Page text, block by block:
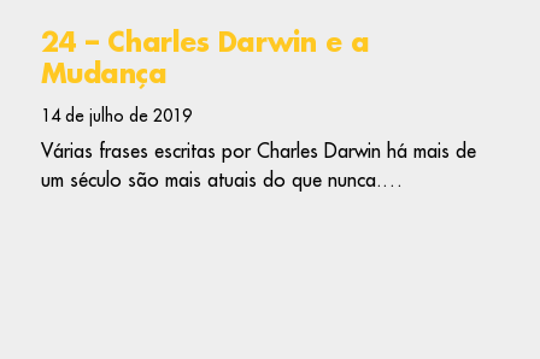
24 – Charles Darwin e a
Mudança
14 de julho de 2019
Várias frases escritas por Charles Darwin há mais de
um século são mais atuais do que nunca.…